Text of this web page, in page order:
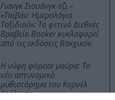
Γιανγκ Σιουάνγκ-τζι –
«Ταϊβάν: Ημερολόγιο
Ταξιδιού»: Το φετινό Διεθνές
Βραβείο Booker κυκλοφορεί
από τις εκδόσεις Βακχικόν
Η νύφη φόρεσε μαύρα: Το
νέο αστυνομικό
μυθιστόρημα του Κορνέλ
Γούλριτς